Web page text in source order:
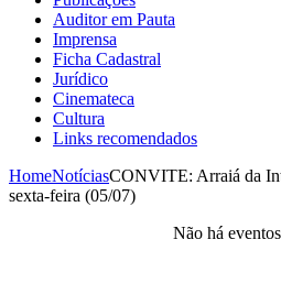
Auditor em Pauta
Imprensa
Ficha Cadastral
Jurídico
Cinemateca
Cultura
Links recomendados
HomeNotíciasCONVITE: Arraiá da
sexta-feira (05/07)
Não há